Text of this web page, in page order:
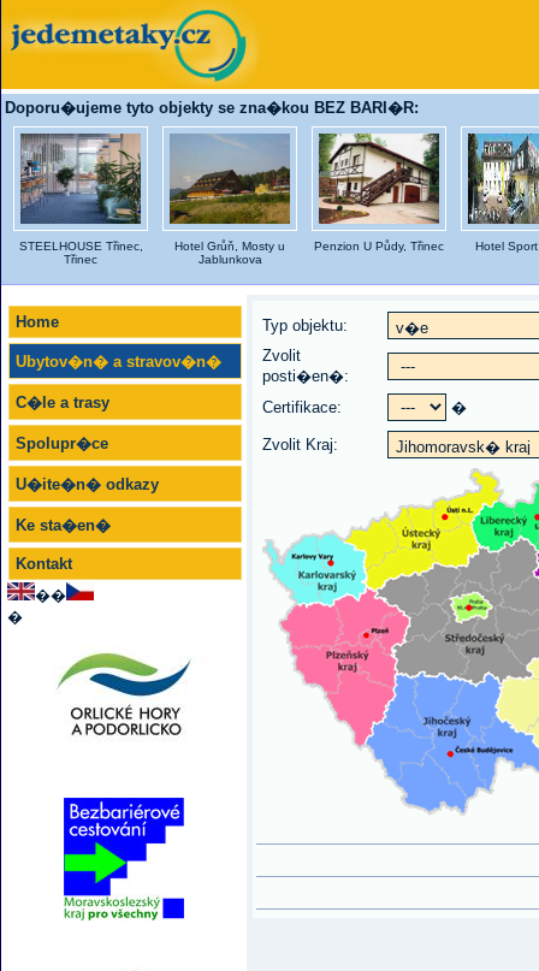
Doporu�ujeme tyto objekty se zna�kou BEZ BARI�R:
STEELHOUSE Třinec,
Třinec
Hotel Grůň, Mosty u
Jablunkova
Penzion U Půdy, Třinec Hotel
Home
Ubytov�n� a stravov�n�
C�le a trasy
Spolupr�ce
U�ite�n� odkazy
Ke sta�en�
Kontakt
��
�
Typ objektu:
Zvolit
posti�en�:
Certifikace:
�
Zvolit Kraj: